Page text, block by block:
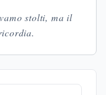
stolti, ma il